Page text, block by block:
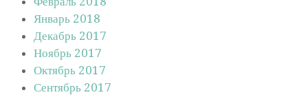
Январь 2018
Декабрь 2017
Ноябрь 2017
Октябрь 2017
Сентябрь 2017